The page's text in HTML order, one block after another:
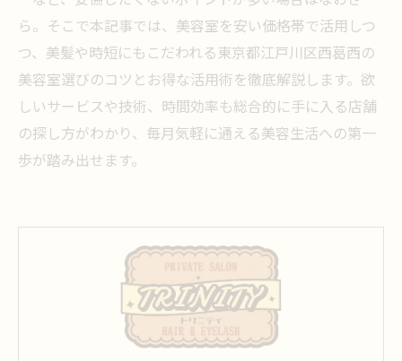
ら。そこで本記事では、美容室を安い価格帯で活用しつ
つ、美髪や時短にもこだわれる東京都江戸川区西葛西の
美容室選びのコツとお得な活用術を徹底解説します。欲
しいサービスや技術、時間効率も総合的に手に入る店舗
の探し方がわかり、毎月気軽に通える美容生活への第一
歩が踏み出せます。